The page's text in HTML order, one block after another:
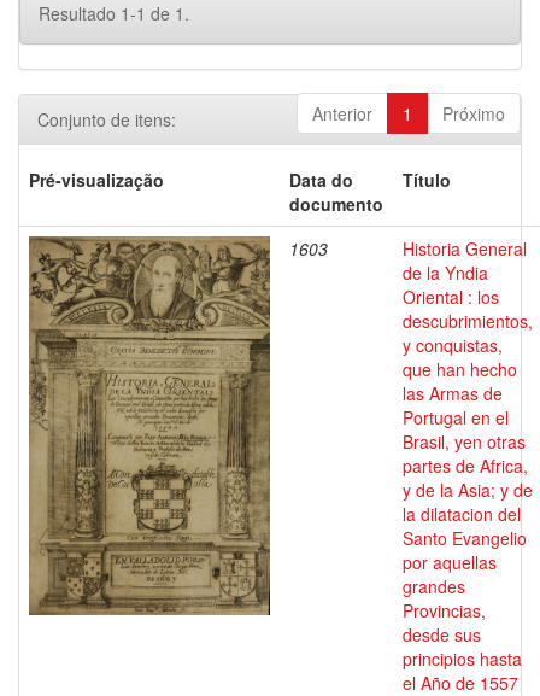
Resultado 1-1 de 1.
Anterior 1 Próximo
Conjunto de itens:
Pré-visualização
Data do
documento
Título
1603
Historia General
de la Yndia
Oriental : los
descubrimientos,
y conquistas,
que han hecho
las Armas de
Portugal en el
Brasil, yen otras
partes de Africa,
y de la Asia; y de
la dilatacion del
Santo Evangelio
por aquellas
grandes
Provincias,
desde sus
principios hasta
el Año de 1557